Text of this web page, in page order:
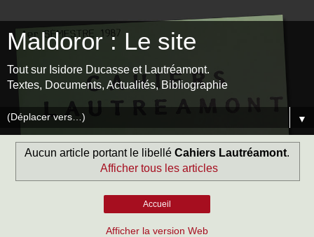
Maldoror : Le site
Tout sur Isidore Ducasse et Lautréamont.
Textes, Documents, Actualités, Bibliographie
▼
Aucun article portant le libellé Cahiers Lautréamont.
Afficher tous les articles
Accueil
Afficher la version Web